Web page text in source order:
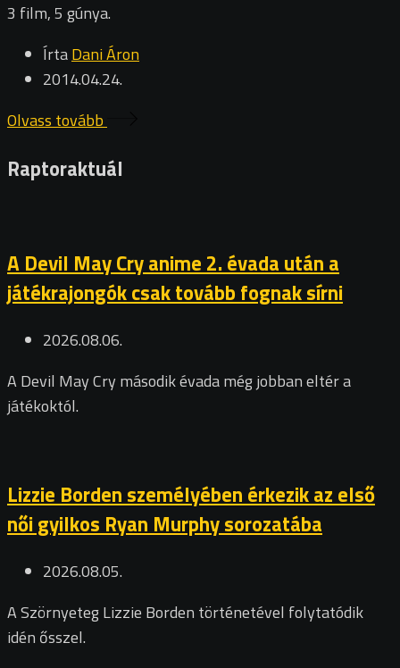
3 film, 5 gúnya.
ÍrtaDani Áron
2014.04.24.
Olvass tovább
Raptoraktuál
A Devil May Cry anime 2. évada után a
játékrajongók csak tovább fognak sírni
2026.08.06.
A Devil May Cry második évada még jobban eltér a
játékoktól.
Lizzie Borden személyében érkezik az első
női gyilkos Ryan Murphy sorozatába
2026.08.05.
A Szörnyeteg Lizzie Borden történetével folytatódik
idén ősszel.